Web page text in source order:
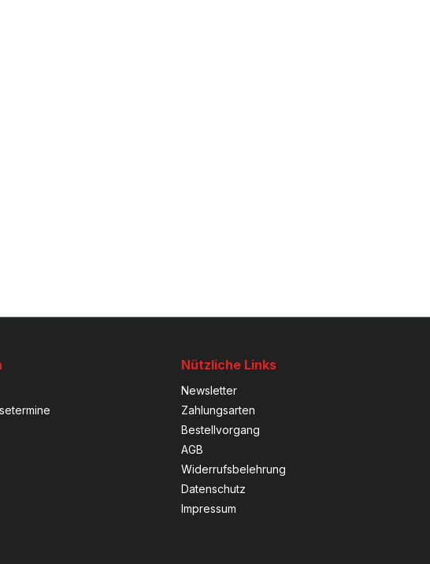
Nützliche Links
Newsletter
Zahlungsarten
Bestellvorgang
AGB
Widerrufsbelehrung
Datenschutz
Impressum